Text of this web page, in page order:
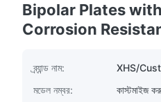
Bipolar Plates
Corrosion
ব্র্যান্ড নাম:
XHS/
মডেল নম্বর:
কাস্টমাইজ